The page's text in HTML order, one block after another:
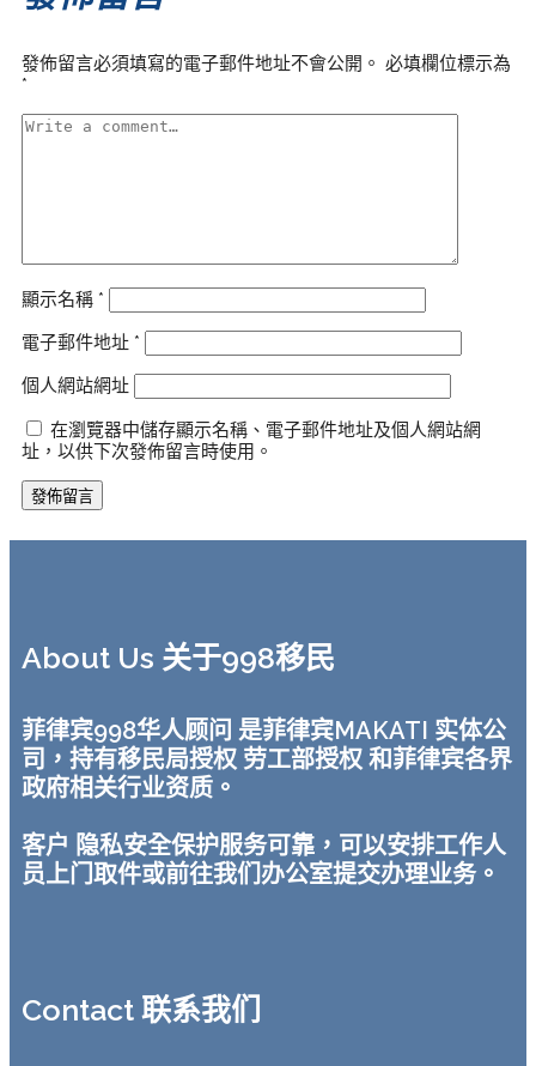
發佈留言必須填寫的電子郵件地址不會公開。 必填欄位標示為
*
顯示名稱 *
電子郵件地址 *
個人網站網址
在瀏覽器中儲存顯示名稱、電子郵件地址及個人網站網
址，以供下次發佈留言時使用。
About Us 关于998移民
菲律宾998华人顾问 是菲律宾MAKATI 实体公
司，持有移民局授权 劳工部授权 和菲律宾各界
政府相关行业资质。
客户 隐私安全保护服务可靠，可以安排工作人
员上门取件或前往我们办公室提交办理业务。
Contact 联系我们